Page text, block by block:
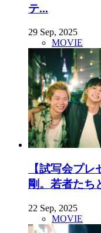
テ...
29 Sep, 2025
MOVIE
【試写会プ
剛。若者たち
22 Sep, 2025
MOVIE